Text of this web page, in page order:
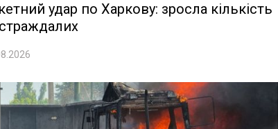
удар по Харкову: зросла кількість